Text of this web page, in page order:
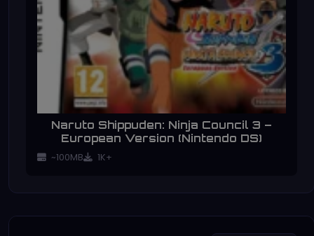
Naruto Shippuden: Ninja Council 3 –
European Version (Nintendo DS)
~100MB 1K+